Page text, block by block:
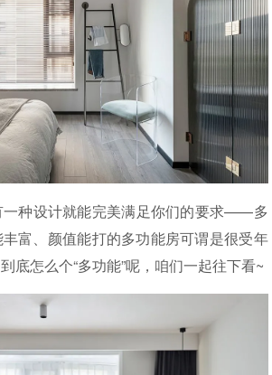
一种设计就能完美满足你们的要求——多
富、颜值能打的多功能房可谓是很受年
底怎么个“多功能”呢，咱们一起往下看~